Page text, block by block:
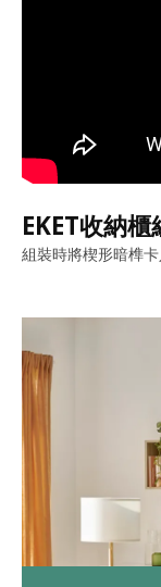
EKET收納
組裝時將楔形暗榫